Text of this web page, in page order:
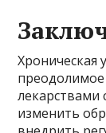
Хроническая
преодолимое
лекарствами
изменить